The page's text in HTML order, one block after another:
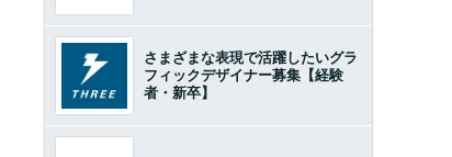
さまざまな表現で活躍したいグラ
フィックデザイナー募集【経験
者・新卒】